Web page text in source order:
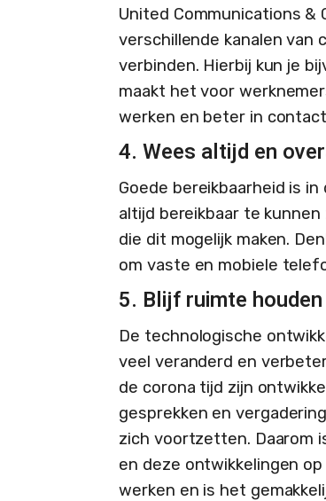
United Communications
verschillende kanalen van
verbinden. Hierbij kun je
maakt het voor
werken en beter in
4. Wees altijd en
Goede bereikbaarheid is
altijd bereikbaar te
die dit mogelijk maken.
om vaste en mobiele
5. Blijf ruimte
De technologische
veel veranderd en
de corona tijd zijn
gesprekken en
zich voortzetten. Daarom
en deze ontwikkelingen
werken en is het